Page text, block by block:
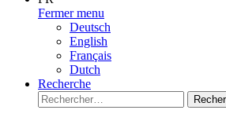
Fermer menu
Deutsch
English
Français
Dutch
Recherche